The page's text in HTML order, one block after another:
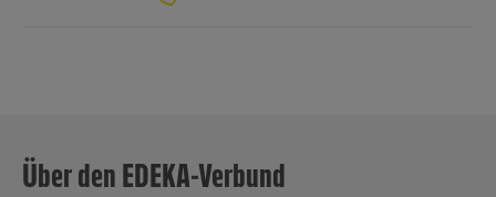
Über den EDEKA-Verbund